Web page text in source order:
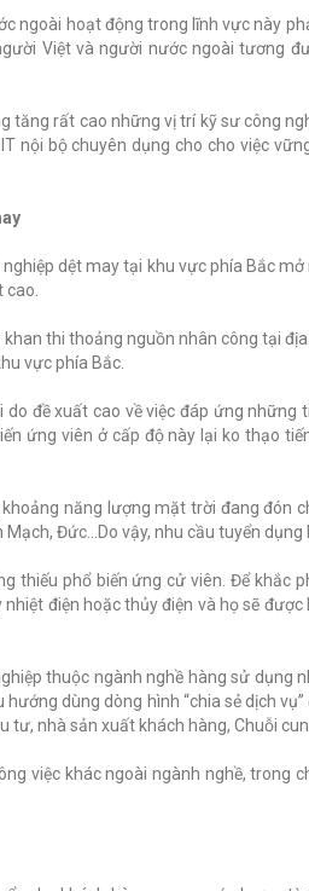
ngoài hoạt động trong lĩnh vực này
Việt và người nước ngoài tương
tăng rất cao những vị trí kỹ sư công
nội bộ chuyên dụng cho cho việc
dệt may tại khu vực phía Bắc
thi thoảng nguồn nhân công tại
vực phía Bắc.
đề xuất cao về việc đáp ứng
ứng viên ở cấp độ này lại ko thạo
năng lượng mặt trời đang đón
Đức…Do vậy, nhu cầu tuyển dụng
thiếu phổ biến ứng cử viên. Để khắc
điện hoặc thủy điện và họ sẽ
thuộc ngành nghề hàng sử
dùng dòng hình “chia sẻ dịch
nhà sản xuất khách hàng, Chuỗi
việc khác ngoài ngành nghề, trong